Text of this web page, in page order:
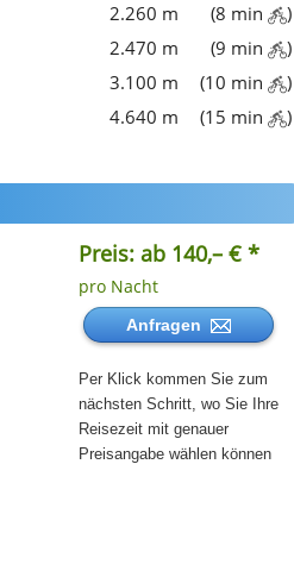
2.260 m (8 min
)
2.470 m (9 min
)
3.100 m (10 min
)
4.640 m (15 min )
Preis: ab 140,– € *
pro Nacht
Anfragen
Per Klick kommen Sie zum
nächsten Schritt, wo Sie Ihre
Reisezeit mit genauer
Preisangabe wählen können